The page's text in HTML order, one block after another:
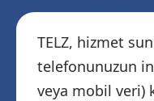
TELZ, hizmet
telefonunuzun
veya mobil veri)